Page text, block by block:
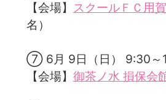
【会場】 スクールＦＣ用
名）
⑦ 6月 9日（日） 9:30～
【会場】 御茶ノ水 損保会